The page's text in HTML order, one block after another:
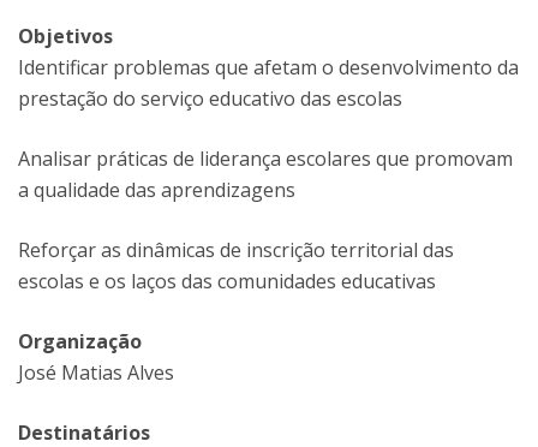
Objetivos
Identificar problemas que afetam o desenvolvimento da
prestação do serviço educativo das escolas
Analisar práticas de liderança escolares que promovam
a qualidade das aprendizagens
Reforçar as dinâmicas de inscrição territorial das
escolas e os laços das comunidades educativas
Organização
José Matias Alves
Destinatários